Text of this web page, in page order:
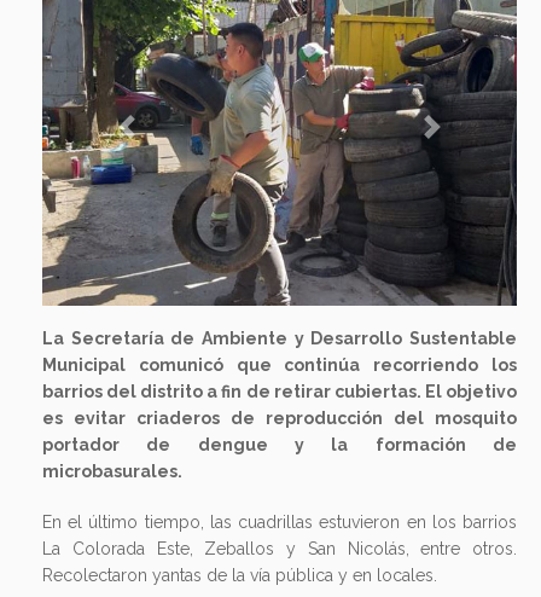
Previous Next
La Secretaría de Ambiente y Desarrollo Sustentable
Municipal comunicó que continúa recorriendo los
barrios del distrito a fin de retirar cubiertas. El objetivo
es evitar criaderos de reproducción del mosquito
portador de dengue y la formación de
microbasurales.
En el último tiempo, las cuadrillas estuvieron en los barrios
La Colorada Este, Zeballos y San Nicolás, entre otros.
Recolectaron yantas de la vía pública y en locales.